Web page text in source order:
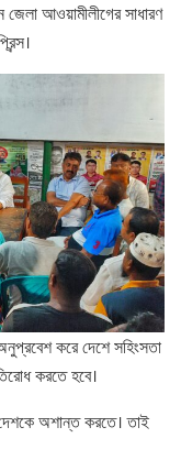
আওয়ামীলীগের সাধারণ
করে দেশে সহিংসতা
করতে হবে।
অশান্ত করতে। তাই